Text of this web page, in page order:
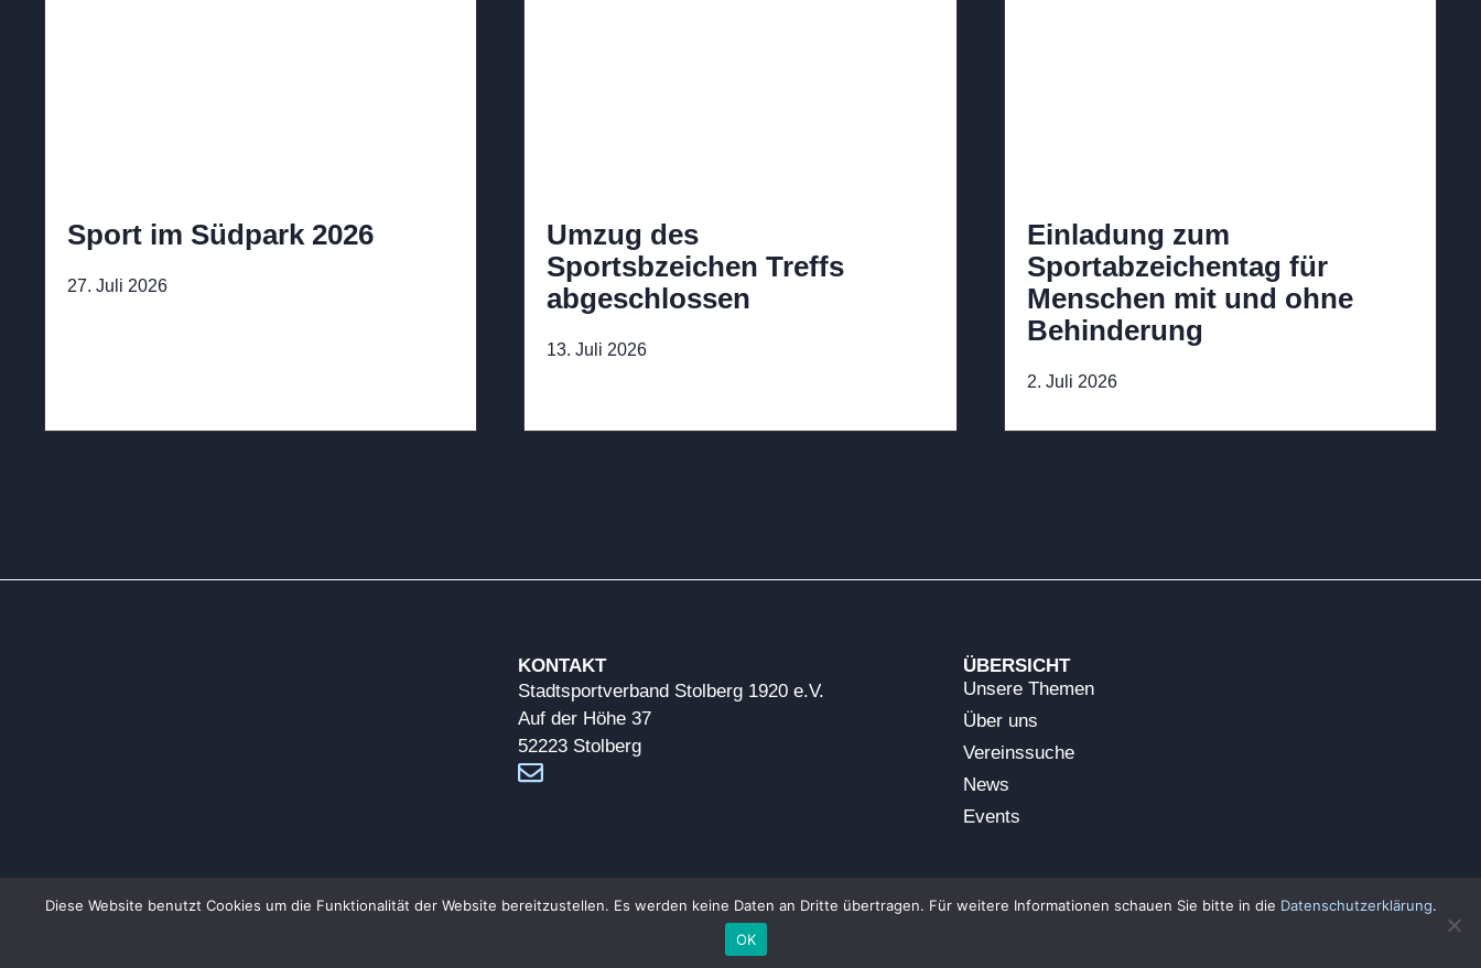
Sport im Südpark 2026
27. Juli 2026
Umzug des
Sportsbzeichen Treffs
abgeschlossen
13. Juli 2026
Einladung zum
Sportabzeichentag für
Menschen mit und ohne
Behinderung
2. Juli 2026
KONTAKT
Stadtsportverband Stolberg 1920 e.V.
Auf der Höhe 37
52223 Stolberg
ÜBERSICHT
Unsere Themen
Über uns
Vereinssuche
News
Events
Impressum Stolberg Datenschutz Stolberg
Diese Website benutzt Cookies um die Funktionalität der Website bereitzustellen. Es werden keine Daten an Dritte übertragen. Für weitere Informationen schauen Sie bitte in die Datenschutzerklärung.
OK